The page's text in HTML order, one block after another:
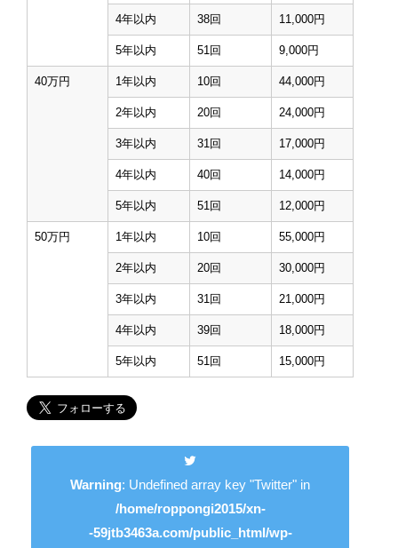
4年以内 38回 11,000円
5年以内 51回 9,000円
40万円 1年以内 10回 44,000円
2年以内 20回 24,000円
3年以内 31回 17,000円
4年以内 40回 14,000円
5年以内 51回 12,000円
50万円 1年以内 10回 55,000円
2年以内 20回 30,000円
3年以内 31回 21,000円
4年以内 39回 18,000円
5年以内 51回 15,000円
Warning: Undefined array key "Twitter" in
/home/roppongi2015/xn-
-59jtb3463a.com/public_html/wp-